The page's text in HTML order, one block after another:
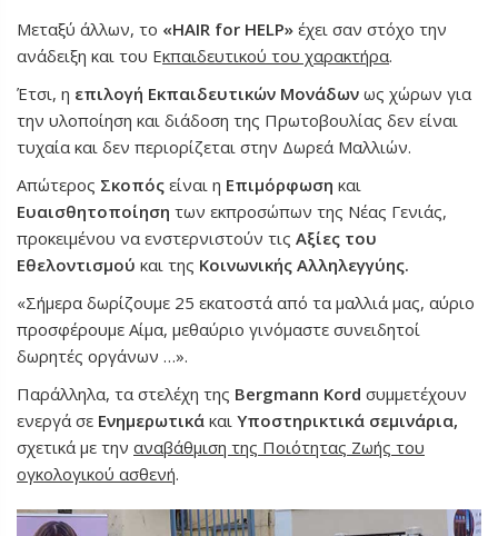
Μεταξύ άλλων, το «HAIR for HELP» έχει σαν στόχο την
ανάδειξη και του Εκπαιδευτικού του χαρακτήρα.
Έτσι, η επιλογή Εκπαιδευτικών Μονάδων ως χώρων για
την υλοποίηση και διάδοση της Πρωτοβουλίας δεν είναι
τυχαία και δεν περιορίζεται στην Δωρεά Μαλλιών.
Απώτερος Σκοπός είναι η Επιμόρφωση και
Ευαισθητοποίηση των εκπροσώπων της Νέας Γενιάς,
προκειμένου να ενστερνιστούν τις Αξίες του
Εθελοντισμού και της Κοινωνικής Αλληλεγγύης.
«Σήμερα δωρίζουμε 25 εκατοστά από τα μαλλιά μας, αύριο
προσφέρουμε Αίμα, μεθαύριο γινόμαστε συνειδητοί
δωρητές οργάνων …».
Παράλληλα, τα στελέχη της Bergmann Kord συμμετέχουν
ενεργά σε Ενημερωτικά και Υποστηρικτικά σεμινάρια,
σχετικά με την αναβάθμιση της Ποιότητας Ζωής του
ογκολογικού ασθενή.